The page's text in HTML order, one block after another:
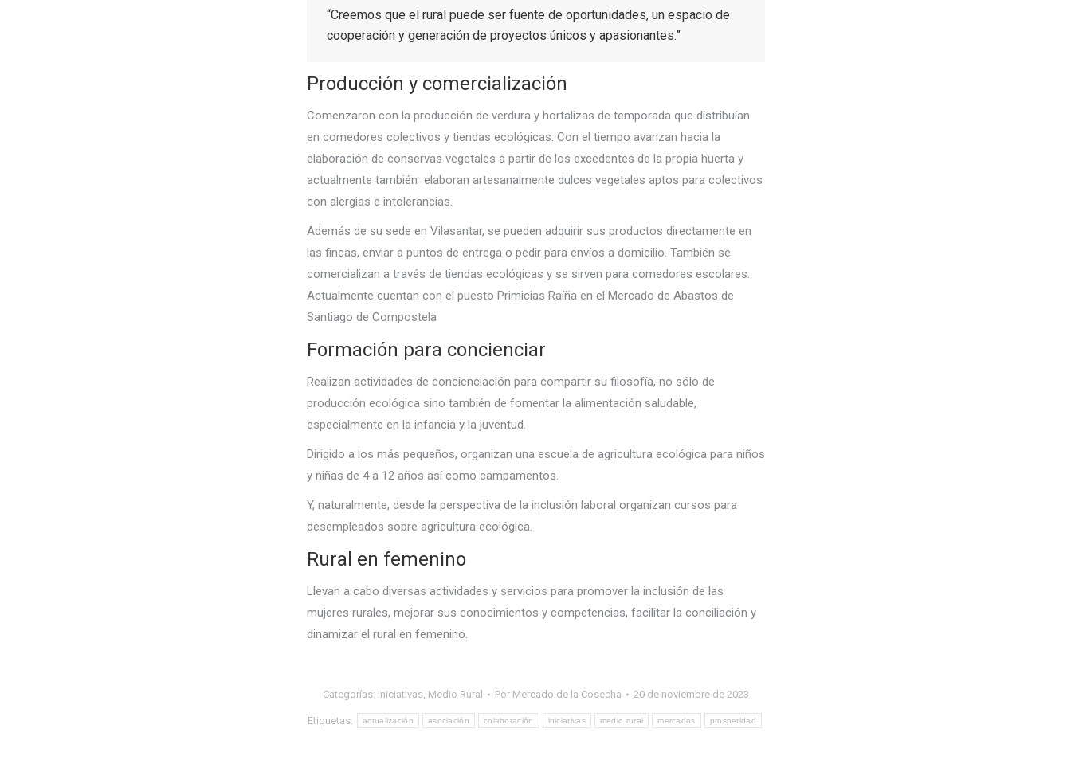
“Creemos que el rural puede ser fuente de oportunidades, un espacio de
cooperación y generación de proyectos únicos y apasionantes.”
Producción y comercialización
Comenzaron con la producción de verdura y hortalizas de temporada que distribuían
en comedores colectivos y tiendas ecológicas. Con el tiempo avanzan hacia la
elaboración de conservas vegetales a partir de los excedentes de la propia huerta y
actualmente también elaboran artesanalmente dulces vegetales aptos para colectivos
con alergias e intolerancias.
Además de su sede en Vilasantar, se pueden adquirir sus productos directamente en
las fincas, enviar a puntos de entrega o pedir para envíos a domicilio. También se
comercializan a través de tiendas ecológicas y se sirven para comedores escolares.
Actualmente cuentan con el puesto Primicias Raíña en el Mercado de Abastos de
Santiago de Compostela
Formación para concienciar
Realizan actividades de concienciación para compartir su filosofía, no sólo de
producción ecológica sino también de fomentar la alimentación saludable,
especialmente en la infancia y la juventud.
Dirigido a los más pequeños, organizan una escuela de agricultura ecológica para niños
y niñas de 4 a 12 años así como campamentos.
Y, naturalmente, desde la perspectiva de la inclusión laboral organizan cursos para
desempleados sobre agricultura ecológica.
Rural en femenino
Llevan a cabo diversas actividades y servicios para promover la inclusión de las
mujeres rurales, mejorar sus conocimientos y competencias, facilitar la conciliación y
dinamizar el rural en femenino.
Categorías: Iniciativas, Medio Rural Por Mercado de la Cosecha 20 de noviembre de 2023
Etiquetas: actualización asociación colaboración iniciativas medio rural mercados prosperidad